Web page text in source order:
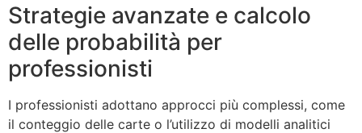
Strategie avanzate e calcolo
delle probabilità per
professionisti
I professionisti adottano approcci più complessi, come
il conteggio delle carte o l’utilizzo di modelli analitici